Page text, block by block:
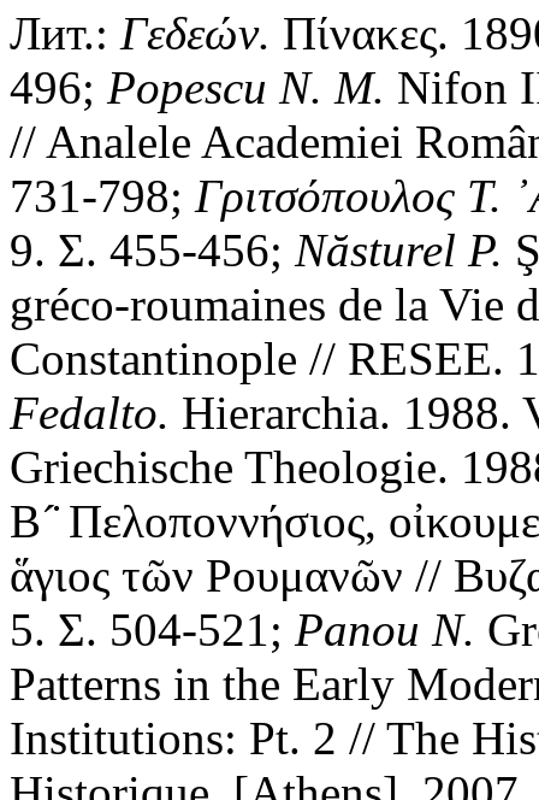
Лит.: Γεδεών. Πίνακες.
496; Popescu N. M. Nifon
// Analele Academiei
731-798; Γριτσόπουλος Τ.
9. Σ. 455-456; Năsturel P.
gréco-roumaines de la Vie
Constantinople // RESEE.
Fedalto. Hierarchia. 1988.
Griechische Theologie.
Β´̇ Πελοποννήσιος,
ἅγιος τῶν Ρουμανῶν //
5. Σ. 504-521; Panou N.
Patterns in the Early
Institutions: Pt. 2 // The